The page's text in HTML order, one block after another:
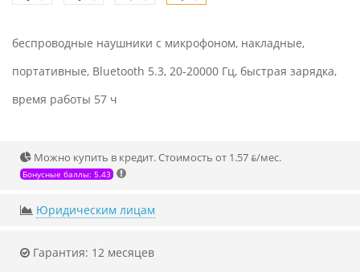
беспроводные наушники с микрофоном, накладные,
портативные, Bluetooth 5.3, 20-20000 Гц, быстрая зарядка,
время работы 57 ч
Можно купить в кредит. Стоимость от 1.57 ƃ/мec.
Бонусные баллы: 5.43
Юридическим лицам
Гарантия: 12 месяцев